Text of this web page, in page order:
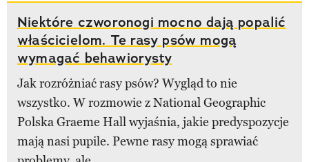
Niektóre czworonogi mocno dają popalić
właścicielom. Te rasy psów mogą
wymagać behawiorysty
Jak rozróżniać rasy psów? Wygląd to nie
wszystko. W rozmowie z National Geographic
Polska Graeme Hall wyjaśnia, jakie predyspozycje
mają nasi pupile. Pewne rasy mogą sprawiać